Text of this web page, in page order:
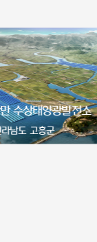
서산 65MW
충청남도